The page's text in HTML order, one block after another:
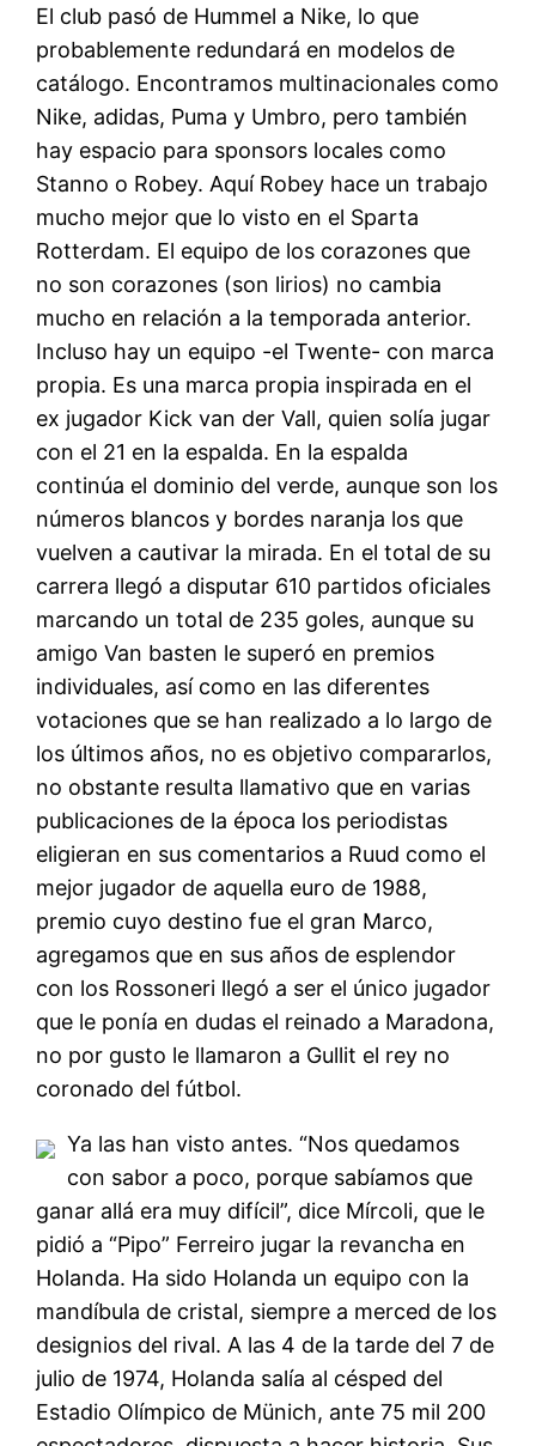
El club pasó de Hummel a Nike, lo que
probablemente redundará en modelos de
catálogo. Encontramos multinacionales como
Nike, adidas, Puma y Umbro, pero también
hay espacio para sponsors locales como
Stanno o Robey. Aquí Robey hace un trabajo
mucho mejor que lo visto en el Sparta
Rotterdam. El equipo de los corazones que
no son corazones (son lirios) no cambia
mucho en relación a la temporada anterior.
Incluso hay un equipo -el Twente- con marca
propia. Es una marca propia inspirada en el
ex jugador Kick van der Vall, quien solía jugar
con el 21 en la espalda. En la espalda
continúa el dominio del verde, aunque son los
números blancos y bordes naranja los que
vuelven a cautivar la mirada. En el total de su
carrera llegó a disputar 610 partidos oficiales
marcando un total de 235 goles, aunque su
amigo Van basten le superó en premios
individuales, así como en las diferentes
votaciones que se han realizado a lo largo de
los últimos años, no es objetivo compararlos,
no obstante resulta llamativo que en varias
publicaciones de la época los periodistas
eligieran en sus comentarios a Ruud como el
mejor jugador de aquella euro de 1988,
premio cuyo destino fue el gran Marco,
agregamos que en sus años de esplendor
con los Rossoneri llegó a ser el único jugador
que le ponía en dudas el reinado a Maradona,
no por gusto le llamaron a Gullit el rey no
coronado del fútbol.
Ya las han visto antes. “Nos quedamos
con sabor a poco, porque sabíamos que
ganar allá era muy difícil”, dice Mírcoli, que le
pidió a “Pipo” Ferreiro jugar la revancha en
Holanda. Ha sido Holanda un equipo con la
mandíbula de cristal, siempre a merced de los
designios del rival. A las 4 de la tarde del 7 de
julio de 1974, Holanda salía al césped del
Estadio Olímpico de Münich, ante 75 mil 200